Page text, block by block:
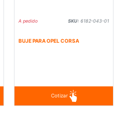
A pedido SKU: 6182-043-01
BUJE PARA OPEL CORSA
Cotizar